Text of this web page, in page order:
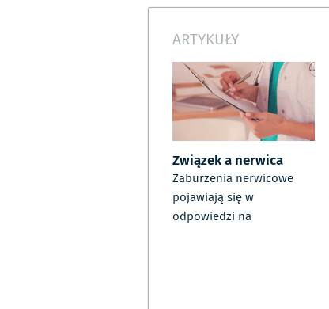
ARTYKUŁY
Związek a nerwica
Zaburzenia nerwicowe
pojawiają się w
odpowiedzi na